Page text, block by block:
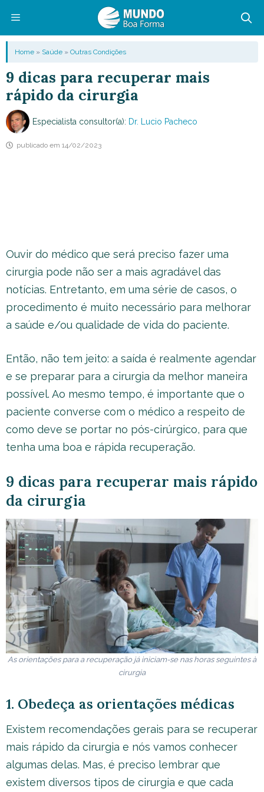
conteúdo
Menu
Home » Saúde » Outras Condições
9 dicas para recuperar mais
rápido da cirurgia
Especialista consultor(a): Dr. Lucio Pacheco
publicado em 14/02/2023
Ouvir do médico que será preciso fazer uma
cirurgia pode não ser a mais agradável das
notícias. Entretanto, em uma série de casos, o
procedimento é muito necessário para melhorar
a saúde e/ou qualidade de vida do paciente.
Então, não tem jeito: a saída é realmente agendar
e se preparar para a cirurgia da melhor maneira
possível. Ao mesmo tempo, é importante que o
paciente converse com o médico a respeito de
como deve se portar no pós-cirúrgico, para que
tenha uma boa e rápida recuperação.
9 dicas para recuperar mais rápido
da cirurgia
As orientações para a recuperação já iniciam-se nas horas seguintes à
cirurgia
1. Obedeça as orientações médicas
Existem recomendações gerais para se recuperar
mais rápido da cirurgia e nós vamos conhecer
algumas delas. Mas, é preciso lembrar que
existem diversos tipos de cirurgia e que cada